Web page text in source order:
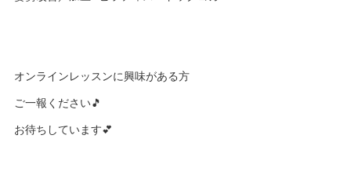
オンラインレッスンに興味がある方
ご一報ください🎵
お待ちしています💕